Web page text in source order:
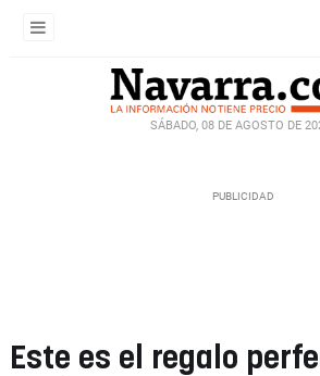
SÁBADO, 08 DE AGOSTO DE
Este es el regalo